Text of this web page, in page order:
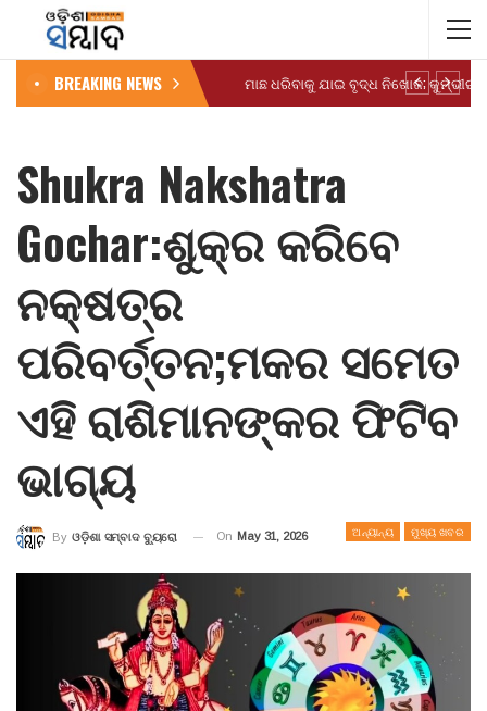
BREAKING NEWS
Shukra Nakshatra
Gochar:ଶୁକ୍ର କରିବେ
ନକ୍ଷତ୍ର
ପରିବର୍ତ୍ତନ;ମକର ସମେତ
ଏହି ରାଶିମାନଙ୍କର ଫିଟିବ
ଭାଗ୍ୟ
ଅନ୍ୟାନ୍ୟ ମୁଖ୍ୟ ଖବର
By ଓଡ଼ିଶା ସମ୍ବାଦ ବ୍ୟୁରୋ On May 31, 2026